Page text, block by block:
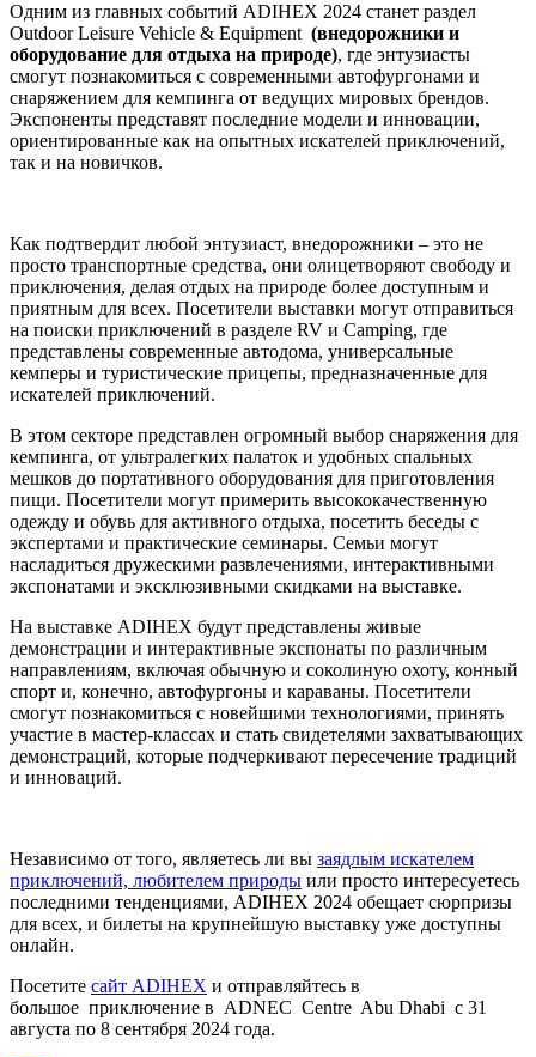
Одним из главных событий ADIHEX 2024 станет раздел
Outdoor Leisure Vehicle & Equipment (внедорожники и
оборудование для отдыха на природе), где энтузиасты
смогут познакомиться с современными автофургонами и
снаряжением для кемпинга от ведущих мировых брендов.
Экспоненты представят последние модели и инновации,
ориентированные как на опытных искателей приключений,
так и на новичков.
Как подтвердит любой энтузиаст, внедорожники – это не
просто транспортные средства, они олицетворяют свободу и
приключения, делая отдых на природе более доступным и
приятным для всех. Посетители выставки могут отправиться
на поиски приключений в разделе RV и Camping, где
представлены современные автодома, универсальные
кемперы и туристические прицепы, предназначенные для
искателей приключений.
В этом секторе представлен огромный выбор снаряжения для
кемпинга, от ультралегких палаток и удобных спальных
мешков до портативного оборудования для приготовления
пищи. Посетители могут примерить высококачественную
одежду и обувь для активного отдыха, посетить беседы с
экспертами и практические семинары. Семьи могут
насладиться дружескими развлечениями, интерактивными
экспонатами и эксклюзивными скидками на выставке.
На выставке ADIHEX будут представлены живые
демонстрации и интерактивные экспонаты по различным
направлениям, включая обычную и соколиную охоту, конный
спорт и, конечно, автофургоны и караваны. Посетители
смогут познакомиться с новейшими технологиями, принять
участие в мастер-классах и стать свидетелями захватывающих
демонстраций, которые подчеркивают пересечение традиций
и инноваций.
Независимо от того, являетесь ли вы заядлым искателем
приключений, любителем природы или просто интересуетесь
последними тенденциями, ADIHEX 2024 обещает сюрпризы
для всех, и билеты на крупнейшую выставку уже доступны
онлайн.
Посетите сайт ADIHEX и отправляйтесь в
большое приключение в ADNEC Centre Abu Dhabi с 31
августа по 8 сентября 2024 года.